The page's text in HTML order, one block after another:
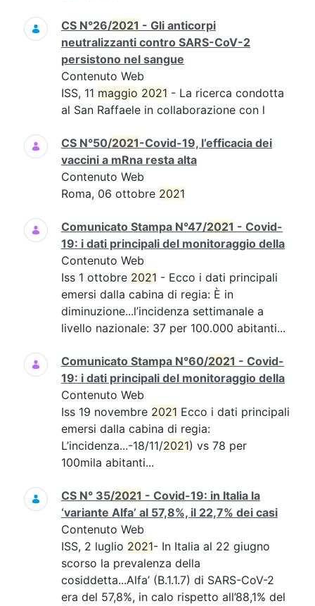
CS N°26/2021 - Gli anticorpi
neutralizzanti contro SARS-CoV-2
persistono nel sangue
Contenuto Web
ISS, 11 maggio 2021 - La ricerca condotta
al San Raffaele in collaborazione con l
CS N°50/2021-Covid-19, l’efficacia dei
vaccini a mRna resta alta
Contenuto Web
Roma, 06 ottobre 2021
Comunicato Stampa N°47/2021 - Covid-
19: i dati principali del monitoraggio della
Contenuto Web
Iss 1 ottobre 2021 - Ecco i dati principali
emersi dalla cabina di regia: È in
diminuzione...l’incidenza settimanale a
livello nazionale: 37 per 100.000 abitanti...
Comunicato Stampa N°60/2021 - Covid-
19: i dati principali del monitoraggio della
Contenuto Web
Iss 19 novembre 2021 Ecco i dati principali
emersi dalla cabina di regia:
L’incidenza...-18/11/2021) vs 78 per
100mila abitanti...
CS N° 35/2021 - Covid-19: in Italia la
‘variante Alfa’ al 57,8%, il 22,7% dei casi
Contenuto Web
ISS, 2 luglio 2021- In Italia al 22 giugno
scorso la prevalenza della
cosiddetta...Alfa’ (B.1.1.7) di SARS-CoV-2
era del 57,8%, in calo rispetto all’88,1% del